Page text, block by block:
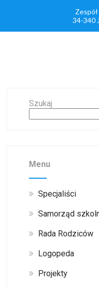
34-340
Szukaj
Menu
Specjaliści
Samorząd
Rada Rodziców
Logopeda
Projekty